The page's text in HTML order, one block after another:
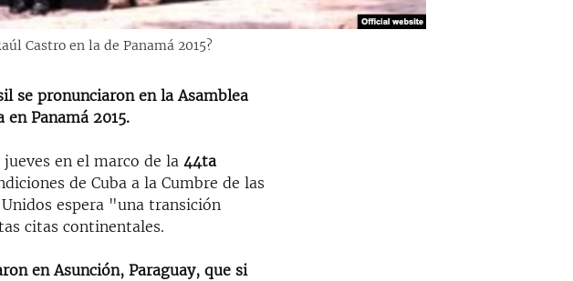
Castro en la de Panamá 2015?
se pronunciaron en la Asamblea
en Panamá 2015.
en el marco de la44ta
de Cuba a la Cumbre de las
espera "una transición
citas continentales.
en Asunción, Paraguay, que si